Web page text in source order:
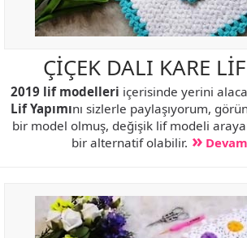
ÇİÇEK DALI KARE
2019 lif modelleri içerisinde yerini
Lif Yapımını sizlerle paylaşıyorum,
bir model olmuş, değişik lif modeli
bir alternatif olabilir.